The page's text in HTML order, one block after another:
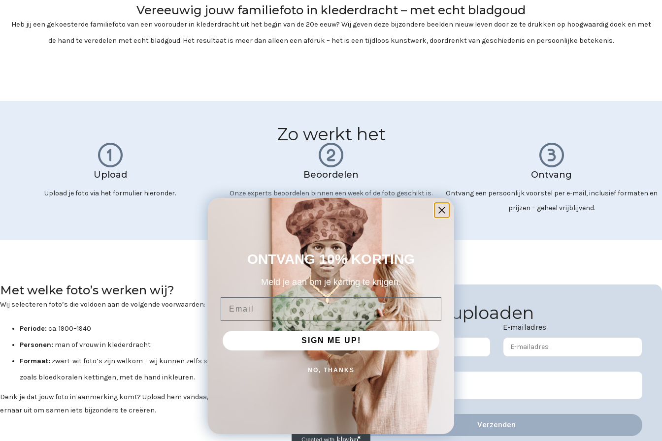
Vereeuwig jouw familiefoto in klederdracht – met echt bladgoud
Heb jij een gekoesterde familiefoto van een voorouder in klederdracht uit het begin van de 20e eeuw? Wij geven deze bijzondere beelden nieuw leven door ze te drukken op hoogwaardig doek en met
de hand te veredelen met echt bladgoud. Het resultaat is meer dan alleen een afdruk – het is een tijdloos kunstwerk, doordrenkt van geschiedenis en persoonlijke betekenis.
Zo werkt het
Upload
Upload je foto via het formulier hieronder.
Beoordelen
Onze experts beoordelen binnen een week of de foto geschikt is.
Ontvang
Ontvang een persoonlijk voorstel per e-mail, inclusief formaten en
prijzen – geheel vrijblijvend.
Met welke foto’s werken wij?
Wij selecteren foto’s die voldoen aan de volgende voorwaarden:
Periode: ca. 1900–1940
Personen: man of vrouw in klederdracht
Formaat: zwart-wit foto’s zijn welkom – wij kunnen zelfs subtiele details,
zoals bloedkoralen kettingen, met de hand inkleuren.
Denk je dat jouw foto in aanmerking komt? Upload hem vandaag nog – wij kijken
ernaar uit om samen iets bijzonders te creëren.
Afbeelding uploaden
Naam E-mailadres
Verzenden
ONTVANG 10% KORTING
Meld je aan om je korting te krijgen.
SIGN ME UP!
NO, THANKS